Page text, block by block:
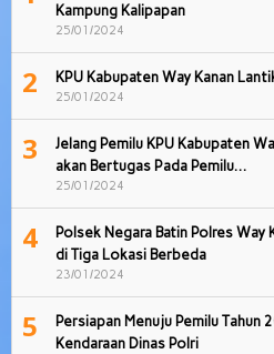
Kampung Kalipapan
25/01/2024
2 KPU Kabupaten Way Kanan
25/01/2024
3
Jelang Pemilu KPU Kabupaten
akan Bertugas Pada Pemilu…
25/01/2024
4
Polsek Negara Batin Polres Way
di Tiga Lokasi Berbeda
23/01/2024
5
Persiapan Menuju Pemilu Tahun
Kendaraan Dinas Polri